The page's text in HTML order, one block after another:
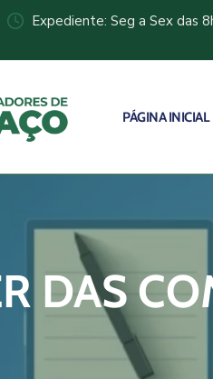
Expediente: Seg a Sex das
PÁGINA INICIAL
DAS